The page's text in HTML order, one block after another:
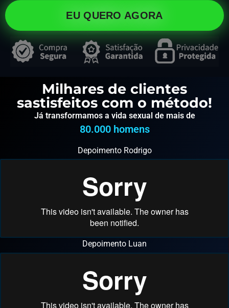
EU QUERO AGORA
Milhares de clientes
sastisfeitos com o método!
Já transformamos a vida sexual de mais de
80.000 homens
Depoimento Rodrigo
Depoimento Luan